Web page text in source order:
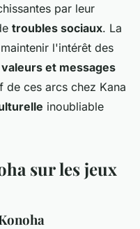
par leur
troubles sociaux. La
l'intérêt des
valeurs et messages
de ces arcs chez Kana
inoubliable
sur les jeux